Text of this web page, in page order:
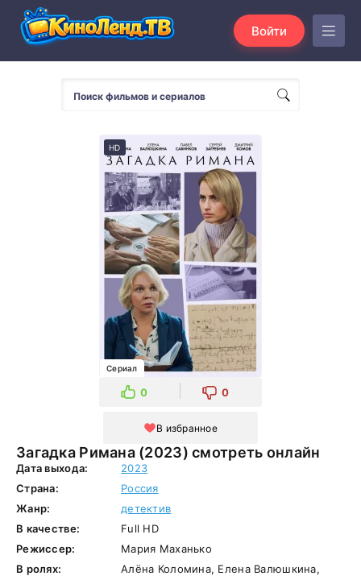
Войти
Загадка Римана (2023) смотреть онлайн
HD
Сериал
0 0
В избранное
Дата выхода:
2023
Страна:
Россия
Жанр:
детектив
В качестве:
Full HD
Режиссер:
Мария Маханько
В ролях:
Алёна Коломина, Елена Валюшкина,